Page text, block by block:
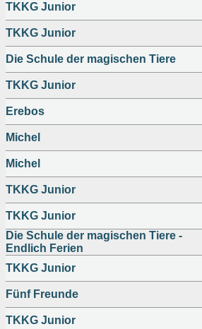
TKKG Junior
TKKG Junior
Die Schule der magischen Tiere
TKKG Junior
Erebos
Michel
Michel
TKKG Junior
TKKG Junior
Die Schule der magischen Tiere -
Endlich Ferien
TKKG Junior
Fünf Freunde
TKKG Junior